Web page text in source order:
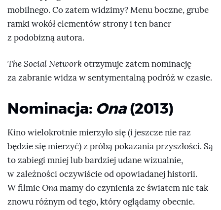
mobilnego. Co zatem widzimy? Menu boczne, grube
ramki wokół elementów strony i ten baner
z podobizną autora.
The Social Networkotrzymuje zatem nominację
za zabranie widza w sentymentalną podróż w czasie.
Nominacja: Ona(2013)
Kino wielokrotnie mierzyło się (i jeszcze nie raz
będzie się mierzyć) z próbą pokazania przyszłości. Są
to zabiegi mniej lub bardziej udane wizualnie,
w zależności oczywiście od opowiadanej historii.
W filmieOnamamy do czynienia ze światem nie tak
znowu różnym od tego, który oglądamy obecnie.